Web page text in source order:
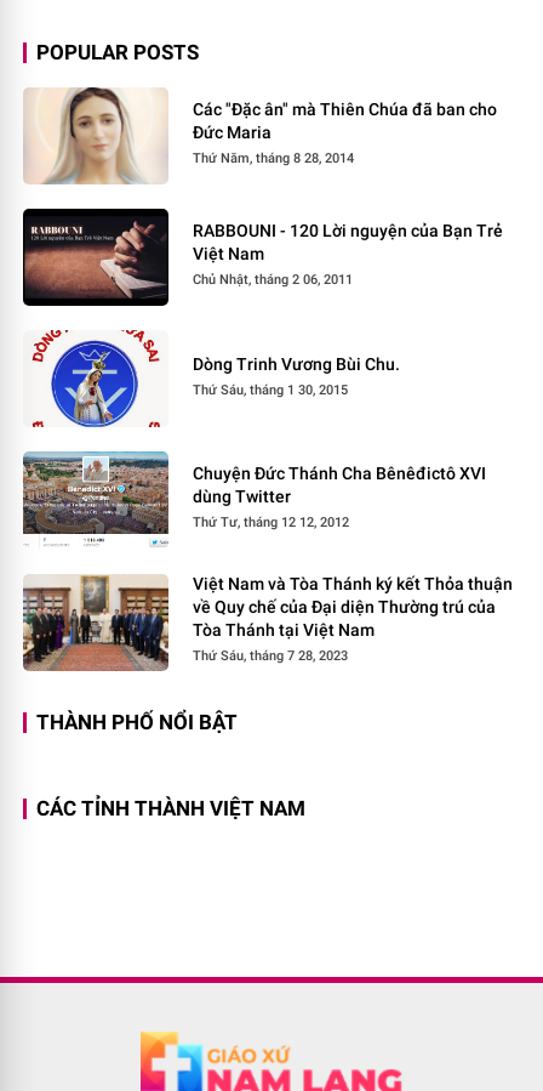
POPULAR POSTS
Các "Đặc ân" mà Thiên Chúa đã ban cho
Đức Maria
Thứ Năm, tháng 8 28, 2014
RABBOUNI - 120 Lời nguyện của Bạn Trẻ
Việt Nam
Chủ Nhật, tháng 2 06, 2011
Dòng Trinh Vương Bùi Chu.
Thứ Sáu, tháng 1 30, 2015
Chuyện Đức Thánh Cha Bênêđictô XVI
dùng Twitter
Thứ Tư, tháng 12 12, 2012
Việt Nam và Tòa Thánh ký kết Thỏa thuận
về Quy chế của Đại diện Thường trú của
Tòa Thánh tại Việt Nam
Thứ Sáu, tháng 7 28, 2023
THÀNH PHỐ NỔI BẬT
CÁC TỈNH THÀNH VIỆT NAM